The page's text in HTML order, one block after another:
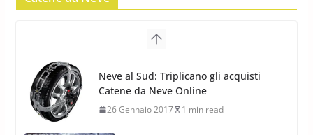
Pirelli Scorpion Winter 2: Nuovi
17 Febbraio 2022
Pirelli Scorpion All Season SF2:
Nuovi Pneumatici SUV 4
Stagioni 2022
Catene da Neve Arexons Easy
Chains Plus
10 Novembre 2014 1 min read